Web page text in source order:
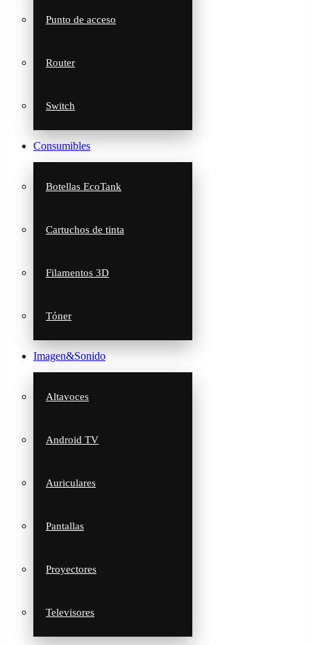
Punto de acceso
Router
Switch
Consumibles
Botellas EcoTank
Cartuchos de tinta
Filamentos 3D
Tóner
Imagen&Sonido
Altavoces
Android TV
Auriculares
Pantallas
Proyectores
Televisores